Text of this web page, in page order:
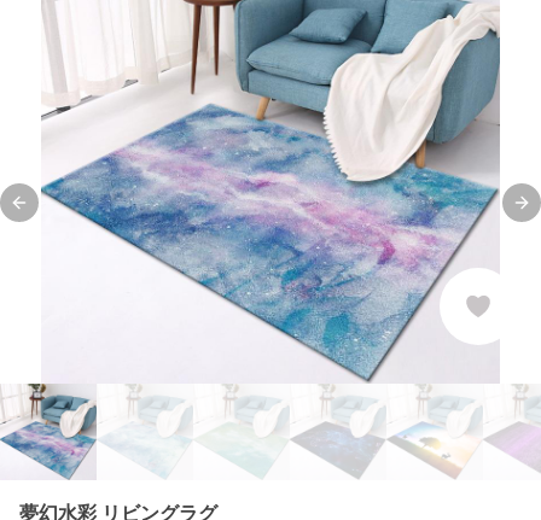
Previous slide
夢幻水彩 リビングラグ